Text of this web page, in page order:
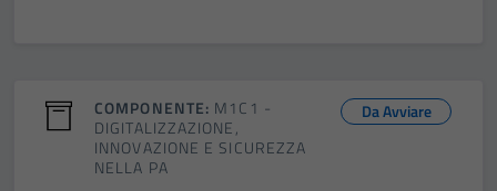
COMPONENTE: M1C1 -
DIGITALIZZAZIONE,
INNOVAZIONE E SICUREZZA
NELLA PA
Da Avviare